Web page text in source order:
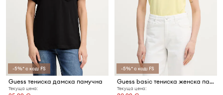
-5%* с код: FS
Guess тениска дамска памучна
Текуща цена:
-5%* с код: FS
Guess basic тениска женска памучна
Текуща цена: